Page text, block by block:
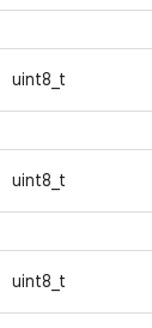
uint8_t
uint8_t
uint8_t